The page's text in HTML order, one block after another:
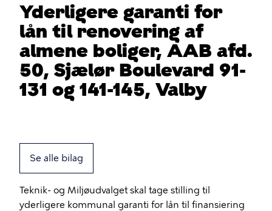
Yderligere garanti for
lån til renovering af
almene boliger, AAB afd.
50, Sjælør Boulevard 91-
131 og 141-145, Valby
Se alle bilag
Teknik- og Miljøudvalget skal tage stilling til
yderligere kommunal garanti for lån til finansiering